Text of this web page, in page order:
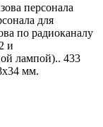
персонала
для
по радиоканалу
и
лампой).. 433
мм.